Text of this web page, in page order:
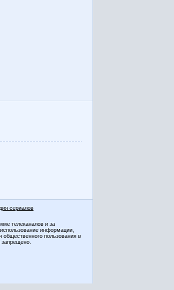
сериалов
телеканалов и за
информации,
общественного пользования в